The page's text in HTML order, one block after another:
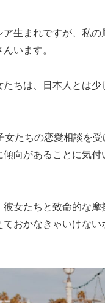
ア生まれですが、私の
います。
たちは、日本人とは少
女たちの恋愛相談を受
向があることに気付
彼女たちと致命的な摩
おかなきゃいけない